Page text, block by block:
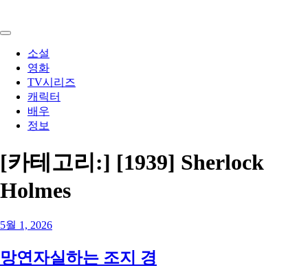
content
소설
영화
TV시리즈
캐릭터
배우
정보
[카테고리:] [1939] Sherlock
Holmes
5월 1, 2026
망연자실하는 조지 경